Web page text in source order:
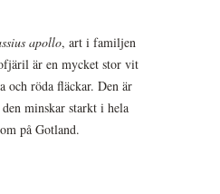
apollo, art i familjen
är en mycket stor vit
och röda fläckar. Den är
minskar starkt i hela
på Gotland.